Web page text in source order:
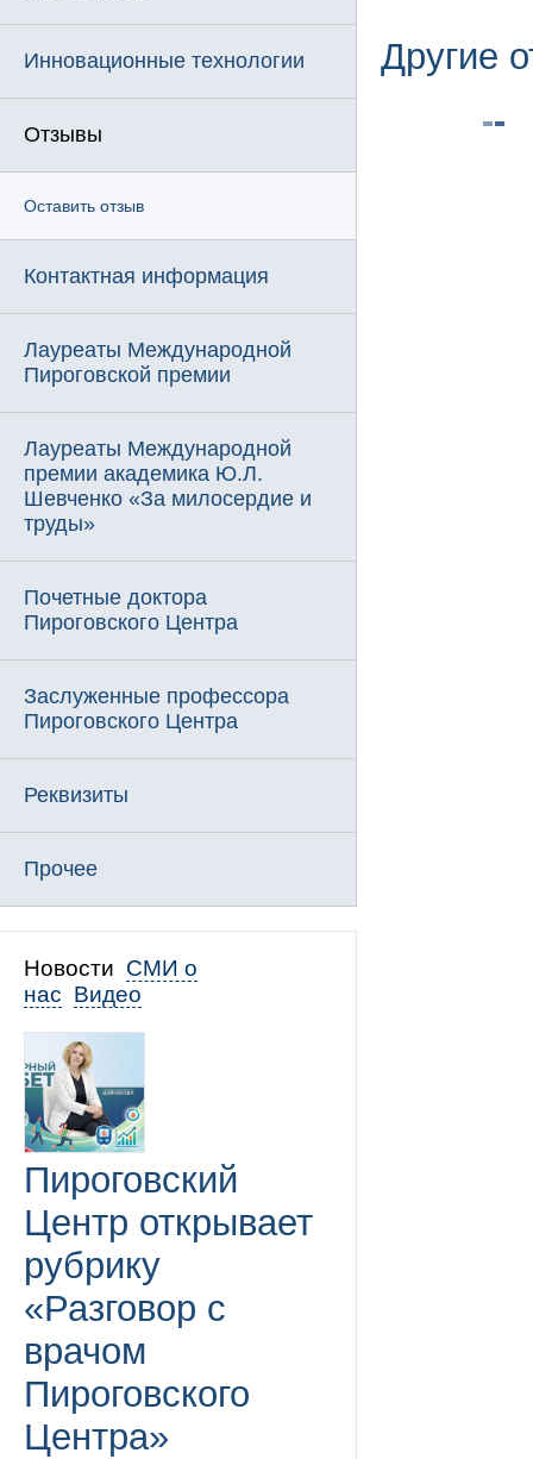
Инновационные технологии
Отзывы
Оставить отзыв
Контактная информация
Лауреаты Международной
Пироговской премии
Лауреаты Международной
премии академика Ю.Л.
Шевченко «За милосердие и
труды»
Почетные доктора
Пироговского Центра
Заслуженные профессора
Пироговского Центра
Реквизиты
Прочее
Новости СМИ о
нас Видео
Пироговский
Центр открывает
рубрику
«Разговор с
врачом
Пироговского
Центра»
Другие